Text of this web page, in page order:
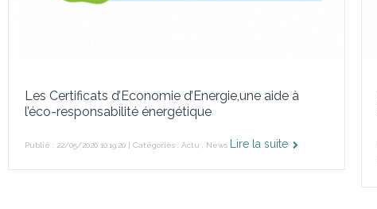
Les Certificats d’Economie d’Energie,une aide à
l’éco-responsabilité énergétique
Publié : 22/05/2020 10:19:20 | Catégories : Actu News Lire la suite